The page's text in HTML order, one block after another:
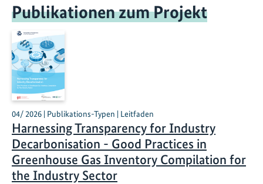
Publikationen zum Projekt
04/ 2026 | Publikations-Typen | Leitfaden
Harnessing Transparency for Industry
Decarbonisation - Good Practices in
Greenhouse Gas Inventory Compilation for
the Industry Sector